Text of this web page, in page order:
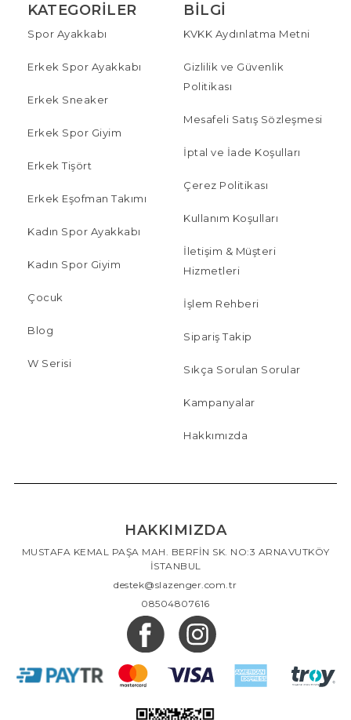
KATEGORILER
Spor Ayakkabı
Erkek Spor Ayakkabı
Erkek Sneaker
Erkek Spor Giyim
Erkek Tişört
Erkek Eşofman Takımı
Kadın Spor Ayakkabı
Kadın Spor Giyim
Çocuk
Blog
W Serisi
BILGI
KVKK Aydınlatma Metni
Gizlilik ve Güvenlik
Politikası
Mesafeli Satış Sözleşmesi
İptal ve İade Koşulları
Çerez Politikası
Kullanım Koşulları
İletişim & Müşteri
Hizmetleri
İşlem Rehberi
Sipariş Takip
Sıkça Sorulan Sorular
Kampanyalar
Hakkımızda
HAKKIMIZDA
MUSTAFA KEMAL PAŞA MAH. BERFİN SK. NO:3 ARNAVUTKÖY
İSTANBUL
destek@slazenger.com.tr
08504807616